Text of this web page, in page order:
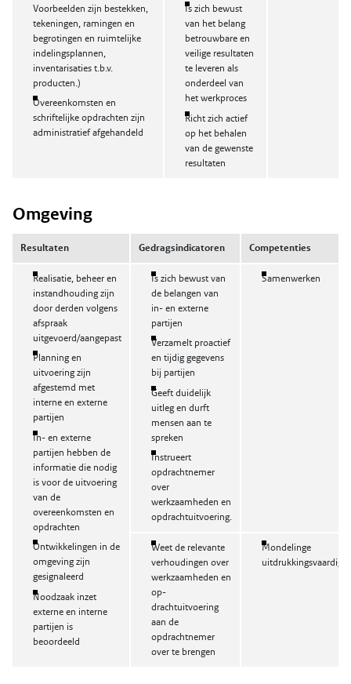
Voorbeelden zijn bestekken,
tekeningen, ramingen en
begrotingen en ruimtelijke
indelingsplannen,
inventarisaties t.b.v.
producten.)
Overeenkomsten en
schriftelijke opdrachten zijn
administratief afgehandeld
Is zich bewust
van het belang
betrouwbare en
veilige resultaten
te leveren als
onderdeel van
het werkproces
Richt zich actief
op het behalen
van de gewenste
resultaten
Omgeving
Resultaten Gedragsindicatoren Competenties
Realisatie, beheer en
instandhouding zijn
door derden volgens
afspraak
uitgevoerd/aangepast
Planning en
uitvoering zijn
afgestemd met
interne en externe
partijen
In- en externe
partijen hebben de
informatie die nodig
is voor de uitvoering
van de
overeenkomsten en
opdrachten
Ontwikkelingen in de
omgeving zijn
gesignaleerd
Noodzaak inzet
externe en interne
partijen is
beoordeeld
Is zich bewust van
de belangen van
in- en externe
partijen
Verzamelt proactief
en tijdig gegevens
bij partijen
Geeft duidelijk
uitleg en durft
mensen aan te
spreken
Instrueert
opdrachtnemer
over
werkzaamheden en
opdrachtuitvoering.
Samenwerken
Weet de relevante
verhoudingen over
werkzaamheden en
op-
drachtuitvoering
aan de
opdrachtnemer
over te brengen
Mondelinge